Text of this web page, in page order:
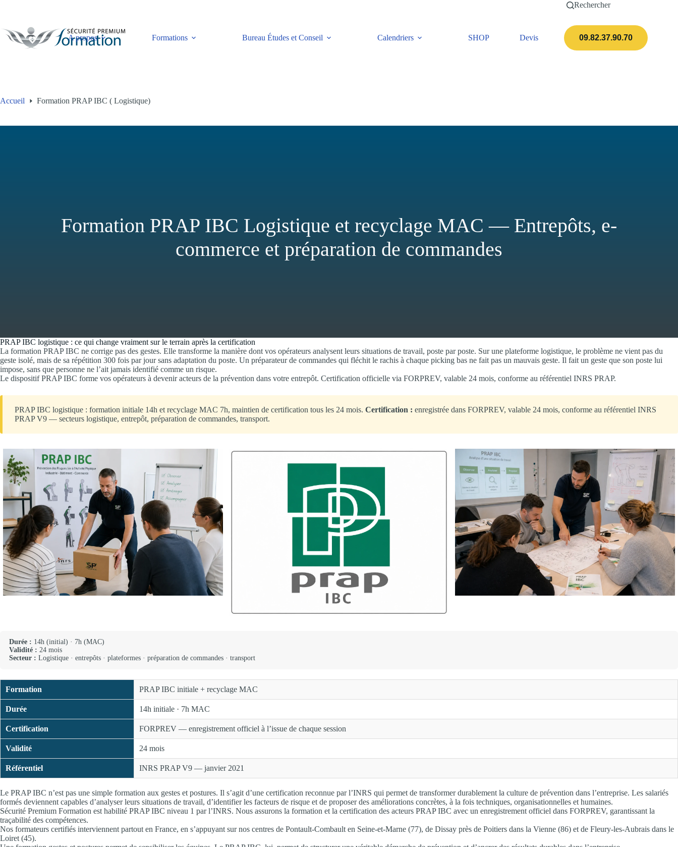
Rechercher
A propos Formations Bureau Études et Conseil Calendriers SHOP Devis Actualités
09.82.37.90.70
Accueil Formation PRAP IBC ( Logistique)
Formation PRAP IBC Logistique et recyclage MAC — Entrepôts, e-
commerce et préparation de commandes
PRAP IBC logistique : ce qui change vraiment sur le terrain après la certification
La formation PRAP IBC ne corrige pas des gestes. Elle transforme la manière dont vos opérateurs analysent leurs situations de travail, poste par poste. Sur une plateforme logistique, le problème ne vient pas du
geste isolé, mais de sa répétition 300 fois par jour sans adaptation du poste. Un préparateur de commandes qui fléchit le rachis à chaque picking bas ne fait pas un mauvais geste. Il fait un geste que son poste lui
impose, sans que personne ne l’ait jamais identifié comme un risque.
Le dispositif PRAP IBC forme vos opérateurs à devenir acteurs de la prévention dans votre entrepôt. Certification officielle via FORPREV, valable 24 mois, conforme au référentiel INRS PRAP.
PRAP IBC logistique : formation initiale 14h et recyclage MAC 7h, maintien de certification tous les 24 mois. Certification : enregistrée dans FORPREV, valable 24 mois, conforme au référentiel INRS
PRAP V9 — secteurs logistique, entrepôt, préparation de commandes, transport.
Durée : 14h (initial) · 7h (MAC)
Validité : 24 mois
Secteur : Logistique · entrepôts · plateformes · préparation de commandes · transport
Formation PRAP IBC initiale + recyclage MAC
Durée 14h initiale · 7h MAC
Certification FORPREV — enregistrement officiel à l’issue de chaque session
Validité 24 mois
Référentiel INRS PRAP V9 — janvier 2021
Le PRAP IBC n’est pas une simple formation aux gestes et postures. Il s’agit d’une certification reconnue par l’INRS qui permet de transformer durablement la culture de prévention dans l’entreprise. Les salariés
formés deviennent capables d’analyser leurs situations de travail, d’identifier les facteurs de risque et de proposer des améliorations concrètes, à la fois techniques, organisationnelles et humaines.
Sécurité Premium Formation est habilité PRAP IBC niveau 1 par l’INRS. Nous assurons la formation et la certification des acteurs PRAP IBC avec un enregistrement officiel dans FORPREV, garantissant la
traçabilité des compétences.
Nos formateurs certifiés interviennent partout en France, en s’appuyant sur nos centres de Pontault-Combault en Seine-et-Marne (77), de Dissay près de Poitiers dans la Vienne (86) et de Fleury-les-Aubrais dans le
Loiret (45).